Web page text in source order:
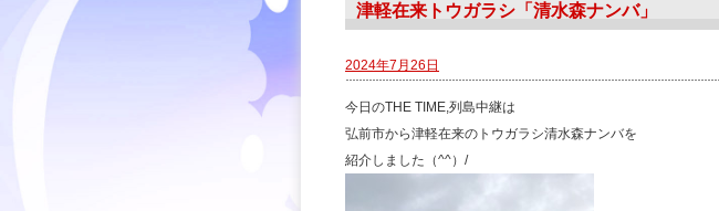
津軽在来トウガラシ「清水森ナンバ」
2024年7月26日
今日のTHE TIME,列島中継は
弘前市から津軽在来のトウガラシ清水森ナンバを
紹介しました（^^）/